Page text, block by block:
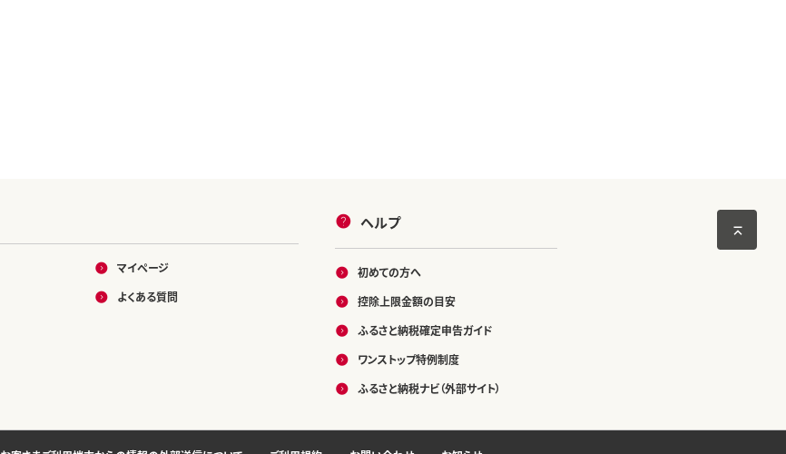
マイページ
よくある質問
ヘルプ
初めての方へ
控除上限金額の目安
ふるさと納税確定申告ガイド
ワンストップ特例制度
ふるさと納税ナビ（外部サイト）